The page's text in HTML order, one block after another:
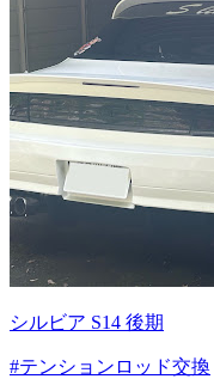
シルビア S14 後期
#テンションロッド交換